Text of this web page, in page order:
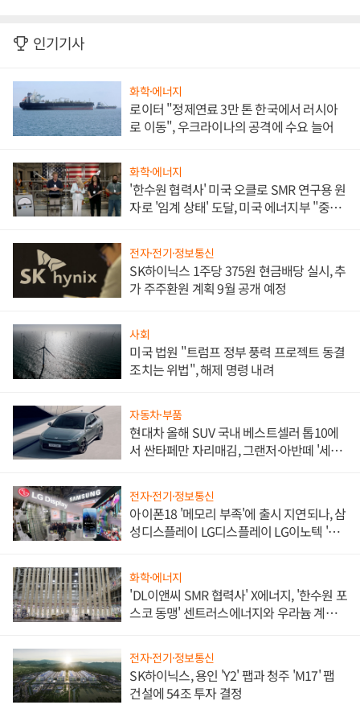
인기기사
화학·에너지
로이터 "정제연료 3만 톤 한국에서 러시아
로 이동", 우크라이나의 공격에 수요 늘어
화학·에너지
'한수원 협력사' 미국 오클로 SMR 연구용 원
자로 '임계 상태' 도달, 미국 에너지부 "중요
전자·전기·정보통신
SK하이닉스 1주당 375원 현금배당 실시, 추
가 주주환원 계획 9월 공개 예정
사회
미국 법원 "트럼프 정부 풍력 프로젝트 동결
조치는 위법", 해제 명령 내려
자동차·부품
현대차 올해 SUV 국내 베스트셀러 톱10에
서 싼타페만 자리매김, 그랜저·아반떼 '세단
전자·전기·정보통신
아이폰18 '메모리 부족'에 출시 지연되나, 삼
성디스플레이 LG디스플레이 LG이노텍 '탈
화학·에너지
'DL이앤씨 SMR 협력사' X에너지, '한수원 포
스코 동맹' 센트러스에너지와 우라늄 계약
전자·전기·정보통신
SK하이닉스, 용인 'Y2' 팹과 청주 'M17' 팹
건설에 54조 투자 결정